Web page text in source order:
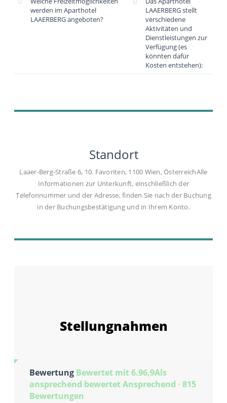
werden im Aparthotel
LAAERBERG angeboten?
LAAERBERG stellt
verschiedene
Aktivitäten und
Dienstleistungen zur
Verfügung (es
könnten dafür
Kosten entstehen):
Standort
Laaer-Berg-Straße 6, 10. Favoriten, 1100 Wien, ÖsterreichAlle
Informationen zur Unterkunft, einschließlich der
Telefonnummer und der Adresse, finden Sie nach der Buchung
in der Buchungsbestätigung und in Ihrem Konto.
Stellungnahmen
Bewertung Bewertet mit 6.96,9Als
ansprechend bewertet Ansprechend · 815
Bewertungen